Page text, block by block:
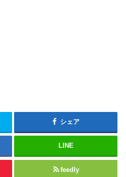
シェア
LINE
feedly